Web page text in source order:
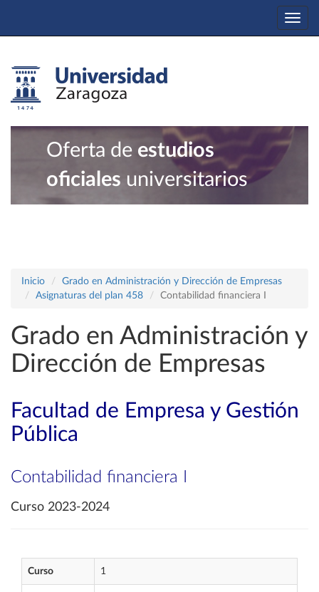
Oferta de estudios
oficiales universitarios
Inicio
Grado en Administración y Dirección de Empresas
Asignaturas del plan 458
Contabilidad financiera I
Grado en Administración y
Dirección de Empresas
Facultad de Empresa y Gestión
Pública
Contabilidad financiera I
Curso 2023-2024
Curso 1